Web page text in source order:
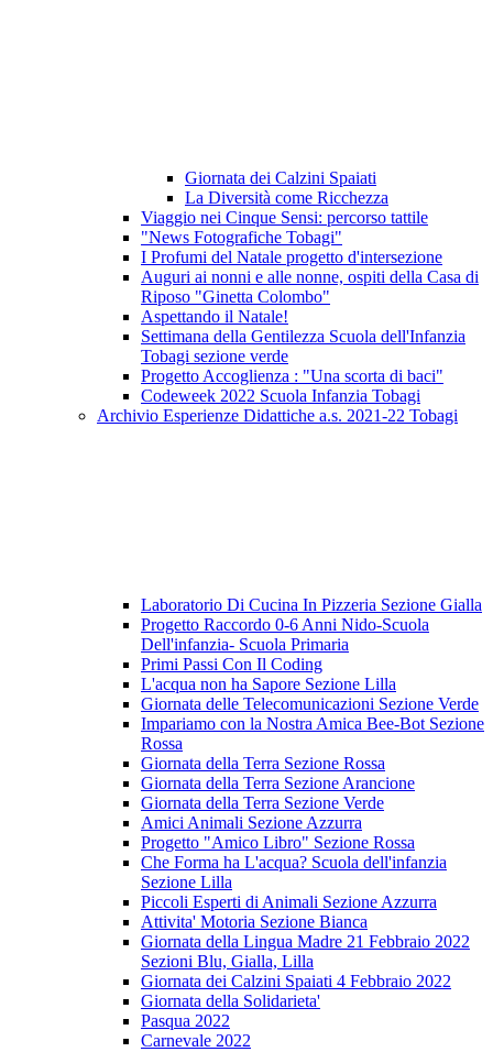
Giornata dei Calzini Spaiati
La Diversità come Ricchezza
Viaggio nei Cinque Sensi: percorso tattile
"News Fotografiche Tobagi"
I Profumi del Natale progetto d'intersezione
Auguri ai nonni e alle nonne, ospiti della Casa di
Riposo "Ginetta Colombo"
Aspettando il Natale!
Settimana della Gentilezza Scuola dell'Infanzia
Tobagi sezione verde
Progetto Accoglienza : "Una scorta di baci"
Codeweek 2022 Scuola Infanzia Tobagi
Archivio Esperienze Didattiche a.s. 2021-22 Tobagi
Laboratorio Di Cucina In Pizzeria Sezione Gialla
Progetto Raccordo 0-6 Anni Nido-Scuola
Dell'infanzia- Scuola Primaria
Primi Passi Con Il Coding
L'acqua non ha Sapore Sezione Lilla
Giornata delle Telecomunicazioni Sezione Verde
Impariamo con la Nostra Amica Bee-Bot Sezione
Rossa
Giornata della Terra Sezione Rossa
Giornata della Terra Sezione Arancione
Giornata della Terra Sezione Verde
Amici Animali Sezione Azzurra
Progetto "Amico Libro" Sezione Rossa
Che Forma ha L'acqua? Scuola dell'infanzia
Sezione Lilla
Piccoli Esperti di Animali Sezione Azzurra
Attivita' Motoria Sezione Bianca
Giornata della Lingua Madre 21 Febbraio 2022
Sezioni Blu, Gialla, Lilla
Giornata dei Calzini Spaiati 4 Febbraio 2022
Giornata della Solidarieta'
Pasqua 2022
Carnevale 2022